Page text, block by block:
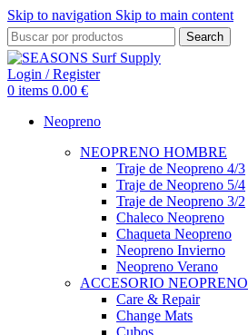
Skip to navigation Skip to main content
Search
Login / Register
0 items 0.00 €
Neopreno
NEOPRENO HOMBRE
Traje de Neopreno 4/3
Traje de Neopreno 5/4
Traje de Neopreno 3/2
Chaleco Neopreno
Chaqueta Neopreno
Neopreno Invierno
Neopreno Verano
ACCESORIO NEOPRENO
Care & Repair
Change Mats
Cubos